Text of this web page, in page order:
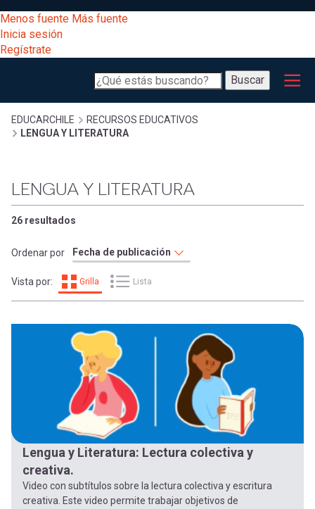
al
contenido
principal
[Educarchile
Escritorio]
entrar
a
mi
cuenta
Menos fuente Más fuente
Inicia sesión
Regístrate
Buscar
Buscar
Menú
principal
Desarrollo
Expand
Gestión
Comunidad
Expand
Exploración
[Educarchile
Mobile]
Menú
entrar
sesión
Regístrate
Sobrescribir
enlaces
de
ayuda
a
navegación
EDUCARCHILE
RECURSOS EDUCATIVOS
LENGUA Y LITERATURA
LENGUA Y LITERATURA
26 resultados
Ordenar por
Vista por: Grilla Lista
Lengua y Literatura: Lectura colectiva y
creativa.
Video con subtítulos sobre la lectura colectiva y escritura
creativa. Este video permite trabajar objetivos de
registrarte.